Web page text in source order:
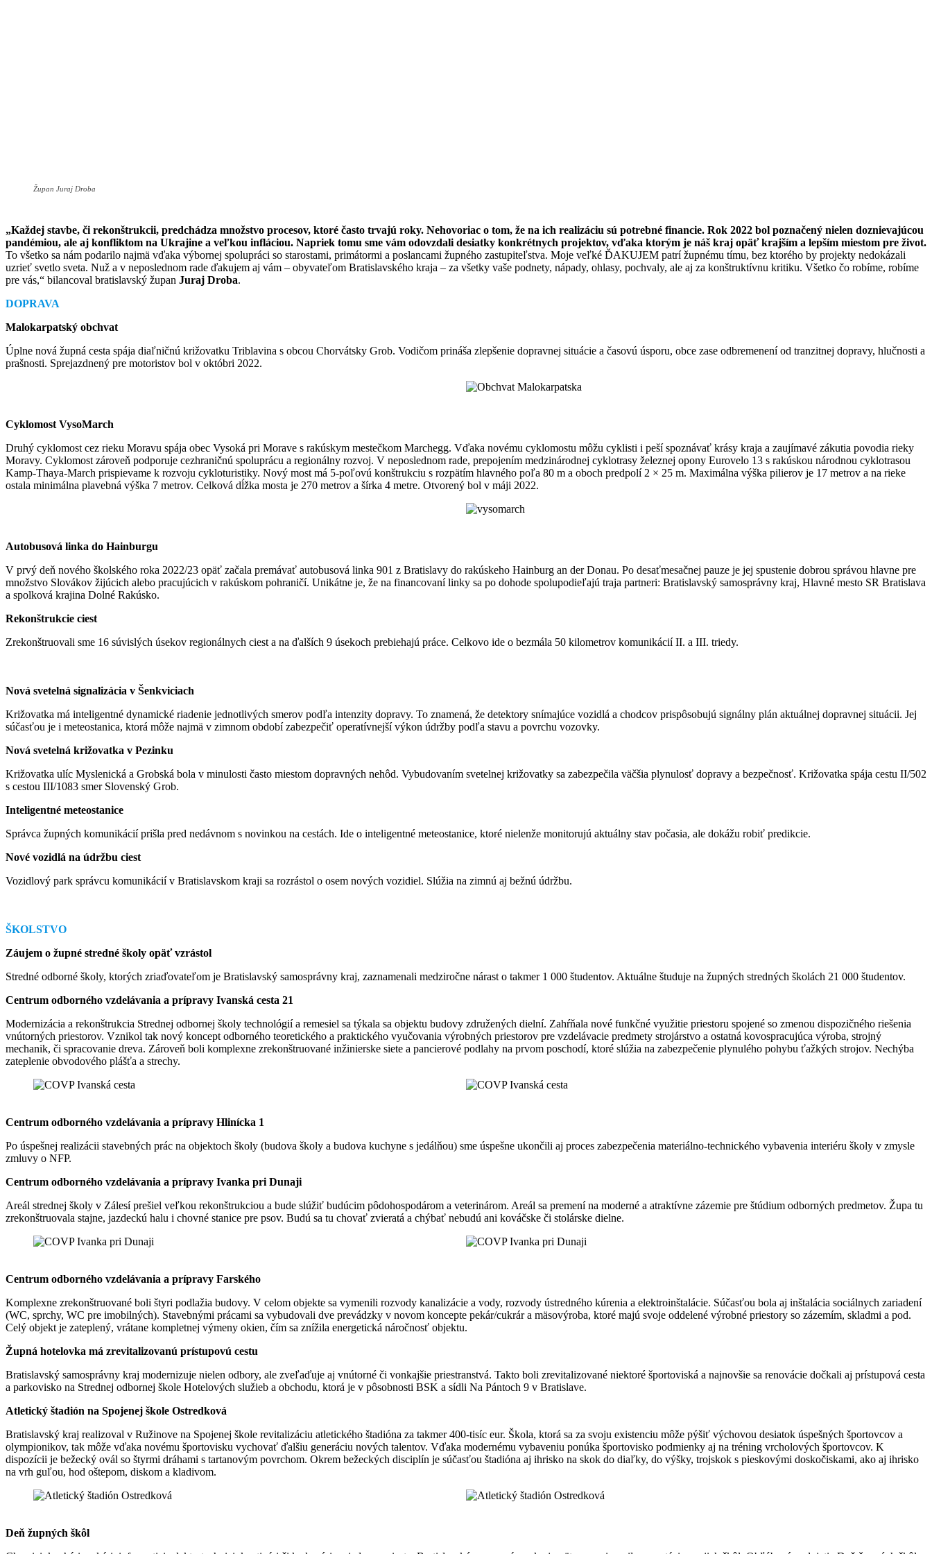
Župan Juraj Droba
„Každej stavbe, či rekonštrukcii, predchádza množstvo procesov, ktoré často trvajú roky. Nehovoriac o tom, že na ich realizáciu sú potrebné financie. Rok 2022 bol poznačený nielen doznievajúcou
pandémiou, ale aj konfliktom na Ukrajine a veľkou infláciou. Napriek tomu sme vám odovzdali desiatky konkrétnych projektov, vďaka ktorým je náš kraj opäť krajším a lepším miestom pre život.
To všetko sa nám podarilo najmä vďaka výbornej spolupráci so starostami, primátormi a poslancami župného zastupiteľstva. Moje veľké ĎAKUJEM patrí župnému tímu, bez ktorého by projekty nedokázali
uzrieť svetlo sveta. Nuž a v neposlednom rade ďakujem aj vám – obyvateľom Bratislavského kraja – za všetky vaše podnety, nápady, ohlasy, pochvaly, ale aj za konštruktívnu kritiku. Všetko čo robíme, robíme
pre vás,“ bilancoval bratislavský župan Juraj Droba.
DOPRAVA
Malokarpatský obchvat
Úplne nová župná cesta spája diaľničnú križovatku Triblavina s obcou Chorvátsky Grob. Vodičom prináša zlepšenie dopravnej situácie a časovú úsporu, obce zase odbremenení od tranzitnej dopravy, hlučnosti a
prašnosti. Sprejazdnený pre motoristov bol v októbri 2022.
Cyklomost VysoMarch
Druhý cyklomost cez rieku Moravu spája obec Vysoká pri Morave s rakúskym mestečkom Marchegg. Vďaka novému cyklomostu môžu cyklisti i peší spoznávať krásy kraja a zaujímavé zákutia povodia rieky
Moravy. Cyklomost zároveň podporuje cezhraničnú spoluprácu a regionálny rozvoj. V neposlednom rade, prepojením medzinárodnej cyklotrasy železnej opony Eurovelo 13 s rakúskou národnou cyklotrasou
Kamp-Thaya-March prispievame k rozvoju cykloturistiky. Nový most má 5-poľovú konštrukciu s rozpätím hlavného poľa 80 m a oboch predpolí 2 × 25 m. Maximálna výška pilierov je 17 metrov a na rieke
ostala minimálna plavebná výška 7 metrov. Celková dĺžka mosta je 270 metrov a šírka 4 metre. Otvorený bol v máji 2022.
Autobusová linka do Hainburgu
V prvý deň nového školského roka 2022/23 opäť začala premávať autobusová linka 901 z Bratislavy do rakúskeho Hainburg an der Donau. Po desaťmesačnej pauze je jej spustenie dobrou správou hlavne pre
množstvo Slovákov žijúcich alebo pracujúcich v rakúskom pohraničí. Unikátne je, že na financovaní linky sa po dohode spolupodieľajú traja partneri: Bratislavský samosprávny kraj, Hlavné mesto SR Bratislava
a spolková krajina Dolné Rakúsko.
Rekonštrukcie ciest
Zrekonštruovali sme 16 súvislých úsekov regionálnych ciest a na ďalších 9 úsekoch prebiehajú práce. Celkovo ide o bezmála 50 kilometrov komunikácií II. a III. triedy.
Nová svetelná signalizácia v Šenkviciach
Križovatka má inteligentné dynamické riadenie jednotlivých smerov podľa intenzity dopravy. To znamená, že detektory snímajúce vozidlá a chodcov prispôsobujú signálny plán aktuálnej dopravnej situácii. Jej
súčasťou je i meteostanica, ktorá môže najmä v zimnom období zabezpečiť operatívnejší výkon údržby podľa stavu a povrchu vozovky.
Nová svetelná križovatka v Pezinku
Križovatka ulíc Myslenická a Grobská bola v minulosti často miestom dopravných nehôd. Vybudovaním svetelnej križovatky sa zabezpečila väčšia plynulosť dopravy a bezpečnosť. Križovatka spája cestu II/502
s cestou III/1083 smer Slovenský Grob.
Inteligentné meteostanice
Správca župných komunikácií prišla pred nedávnom s novinkou na cestách. Ide o inteligentné meteostanice, ktoré nielenže monitorujú aktuálny stav počasia, ale dokážu robiť predikcie.
Nové vozidlá na údržbu ciest
Vozidlový park správcu komunikácií v Bratislavskom kraji sa rozrástol o osem nových vozidiel. Slúžia na zimnú aj bežnú údržbu.
ŠKOLSTVO
Záujem o župné stredné školy opäť vzrástol
Stredné odborné školy, ktorých zriaďovateľom je Bratislavský samosprávny kraj, zaznamenali medziročne nárast o takmer 1 000 študentov. Aktuálne študuje na župných stredných školách 21 000 študentov.
Centrum odborného vzdelávania a prípravy Ivanská cesta 21
Modernizácia a rekonštrukcia Strednej odbornej školy technológií a remesiel sa týkala sa objektu budovy združených dielní. Zahŕňala nové funkčné využitie priestoru spojené so zmenou dispozičného riešenia
vnútorných priestorov. Vznikol tak nový koncept odborného teoretického a praktického vyučovania výrobných priestorov pre vzdelávacie predmety strojárstvo a ostatná kovospracujúca výroba, strojný
mechanik, či spracovanie dreva. Zároveň boli komplexne zrekonštruované inžinierske siete a pancierové podlahy na prvom poschodí, ktoré slúžia na zabezpečenie plynulého pohybu ťažkých strojov. Nechýba
zateplenie obvodového plášťa a strechy.
Centrum odborného vzdelávania a prípravy Hlinícka 1
Po úspešnej realizácii stavebných prác na objektoch školy (budova školy a budova kuchyne s jedálňou) sme úspešne ukončili aj proces zabezpečenia materiálno-technického vybavenia interiéru školy v zmysle
zmluvy o NFP.
Centrum odborného vzdelávania a prípravy Ivanka pri Dunaji
Areál strednej školy v Zálesí prešiel veľkou rekonštrukciou a bude slúžiť budúcim pôdohospodárom a veterinárom. Areál sa premení na moderné a atraktívne zázemie pre štúdium odborných predmetov. Župa tu
zrekonštruovala stajne, jazdeckú halu i chovné stanice pre psov. Budú sa tu chovať zvieratá a chýbať nebudú ani kováčske či stolárske dielne.
Centrum odborného vzdelávania a prípravy Farského
Komplexne zrekonštruované boli štyri podlažia budovy. V celom objekte sa vymenili rozvody kanalizácie a vody, rozvody ústredného kúrenia a elektroinštalácie. Súčasťou bola aj inštalácia sociálnych zariadení
(WC, sprchy, WC pre imobilných). Stavebnými prácami sa vybudovali dve prevádzky v novom koncepte pekár/cukrár a mäsovýroba, ktoré majú svoje oddelené výrobné priestory so zázemím, skladmi a pod.
Celý objekt je zateplený, vrátane kompletnej výmeny okien, čím sa znížila energetická náročnosť objektu.
Župná hotelovka má zrevitalizovanú prístupovú cestu
Bratislavský samosprávny kraj modernizuje nielen odbory, ale zveľaďuje aj vnútorné či vonkajšie priestranstvá. Takto boli zrevitalizované niektoré športoviská a najnovšie sa renovácie dočkali aj prístupová cesta
a parkovisko na Strednej odbornej škole Hotelových služieb a obchodu, ktorá je v pôsobnosti BSK a sídli Na Pántoch 9 v Bratislave.
Atletický štadión na Spojenej škole Ostredková
Bratislavský kraj realizoval v Ružinove na Spojenej škole revitalizáciu atletického štadióna za takmer 400-tisíc eur. Škola, ktorá sa za svoju existenciu môže pýšiť výchovou desiatok úspešných športovcov a
olympionikov, tak môže vďaka novému športovisku vychovať ďalšiu generáciu nových talentov. Vďaka modernému vybaveniu ponúka športovisko podmienky aj na tréning vrcholových športovcov. K
dispozícii je bežecký ovál so štyrmi dráhami s tartanovým povrchom. Okrem bežeckých disciplín je súčasťou štadióna aj ihrisko na skok do diaľky, do výšky, trojskok s pieskovými doskočiskami, ako aj ihrisko
na vrh guľou, hod oštepom, diskom a kladivom.
Deň župných škôl